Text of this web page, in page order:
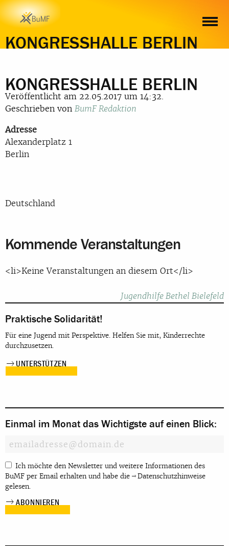
KONGRESSHALLE BERLIN
KONGRESSHALLE BERLIN
Veröffentlicht am 22.05.2017 um 14:32.
Geschrieben von BumF Redaktion
Adresse
Alexanderplatz 1
Berlin
Deutschland
Kommende Veranstaltungen
<li>Keine Veranstaltungen an diesem Ort</li>
Jugendhilfe Bethel Bielefeld
Praktische Solidarität!
Für eine Jugend mit Perspektive. Helfen Sie mit, Kinderrechte
durchzusetzen.
UNTERSTÜTZEN
Einmal im Monat das Wichtigste auf einen Blick:
Ich möchte den Newsletter und weitere Informationen des
BuMF per Email erhalten und habe die
Datenschutzhinweise
gelesen.